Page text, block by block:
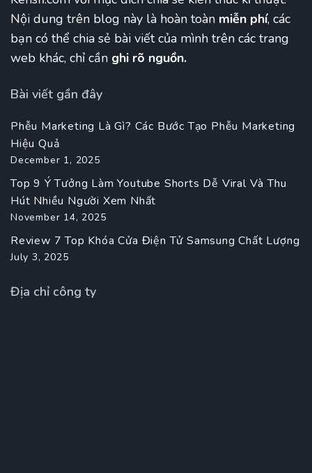
Nội dung trên blog này là hoàn toàn miễn phí, các
bạn có thể chia sẻ bài viết của mình trên các trang
web khác, chỉ cần ghi rõ nguồn.
Bài viết gần đây
Phễu Marketing Là Gì? Các Bước Tạo Phễu Marketing
Hiệu Quả
December 1, 2025
Top 9 Ý Tưởng Làm Youtube Shorts Dễ Viral Và Thu
Hút Nhiều Người Xem Nhất
November 14, 2025
Review 7 Top Khóa Cửa Điện Tử Samsung Chất Lượng
July 3, 2025
Địa chỉ công ty